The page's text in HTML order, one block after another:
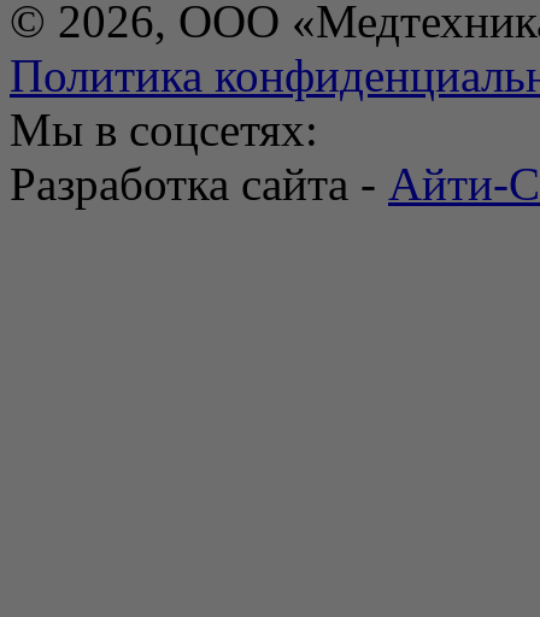
© 2026, ООО
Политика
Мы в соцсетях:
Разработка сайта - Айти-